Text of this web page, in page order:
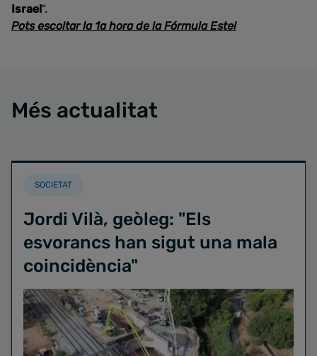
Israel".
Pots escoltar la 1a hora de la Fórmula Estel
Més actualitat
SOCIETAT
Jordi Vilà, geòleg: "Els
esvorancs han sigut una mala
coincidència"